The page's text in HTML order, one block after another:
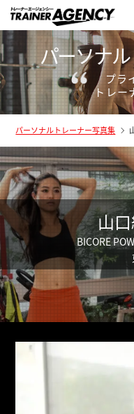
パーソナ
プラ
トレー
パーソナルトレーナー写真集
山
BICORE